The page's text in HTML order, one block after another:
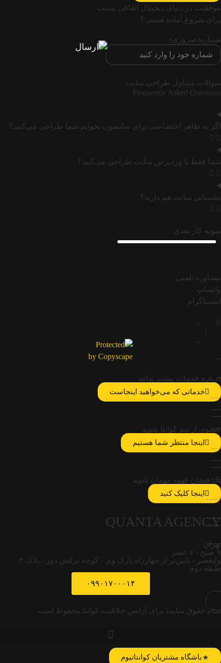
موفقیت در دنیای دیجیتال اتفاقی نیست
برای شروع آماده هستی؟
شماره(ضروری)
سوالات متداول طراحی سایت
Frequently Asked Questions
اگر یه ظاهر اختصاصی برای سایتمون بخوایم شما طراحی می‌کنید؟
شما فقط با وردپرس سایت طراحی می‌کنید؟
پشتیبانی سایت هم دارید؟
نمونه کار بعدی
مشاوره تلفنی
واتساپ
اینستاگرام
درباره خدمات بیشتر بدانید
خدماتی که می‌خواهید اینجاست
عضوی از تیم کوانتا شوید
اینجا منتظر شما هستیم
یک فنجان قهوه مهمان شوید
اینجا کلیک کنید
QUANTA AGENCY
تهران
۹ صبح - ۶ عصر
ولیعصر - پایین‌تر از چهارراه پارک وی - کوچه ترکش دوز - پلاک ۳-
طبقه دوم
۰۹۹۰۱۷۰۰۰۱۴
تمام حقوق سایت برای آژانس خلاقیت کوانتا محفوظ است
باشگاه مشتریان کوانتانیوم